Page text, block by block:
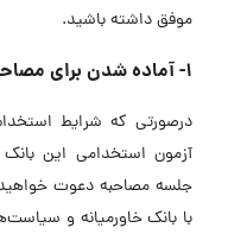
موفق داشته باشید.
۱- آماده شدن برای مصاحبه
درصورتی که شرایط
آزمون استخدامی این
جلسه مصاحبه دعوت
با بانک خاورمیانه و